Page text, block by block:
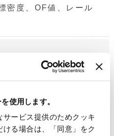
使用します。
ービス提供のためクッキ
る場合は、「同意」をク
密度、OF値、レール
、後規格密度、基準